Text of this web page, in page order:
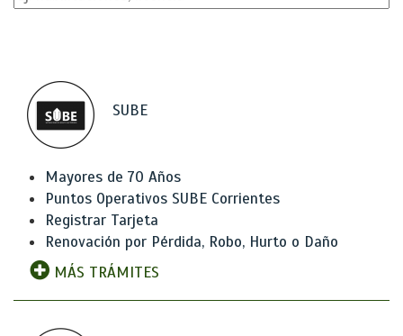
SUBE
Mayores de 70 Años
Puntos Operativos SUBE Corrientes
Registrar Tarjeta
Renovación por Pérdida, Robo, Hurto o Daño
MÁS TRÁMITES